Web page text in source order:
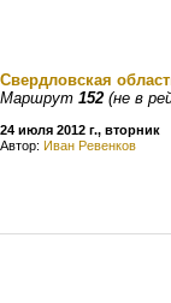
Свердловская
Маршрут 152 (не в
24 июля 2012 г., вторник
Автор: Иван Ревенков